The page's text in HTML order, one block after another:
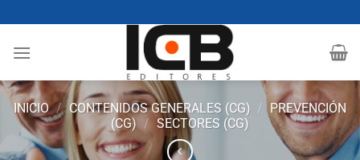
al
contenido
INICIO / CONTENIDOS GENERALES (CG) / PREVENCIÓN
(CG) / SECTORES (CG)